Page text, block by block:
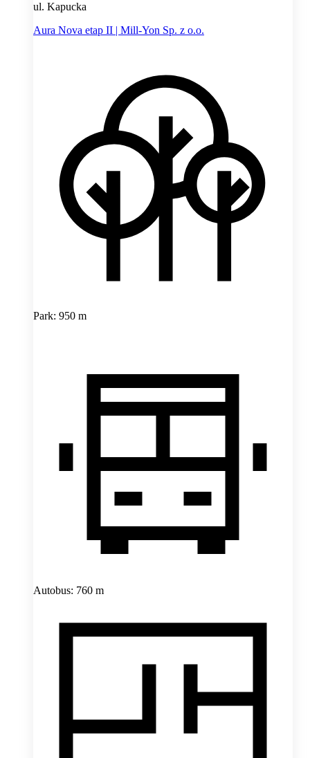
ul. Kapucka
Aura Nova etap II | Mill-Yon Sp. z o.o.
Park: 950 m
Autobus: 760 m